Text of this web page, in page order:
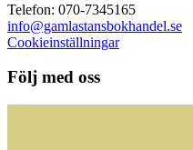
Telefon: 070-7345165
info@gamlastansbokhandel.se
Cookieinställningar
Följ med oss